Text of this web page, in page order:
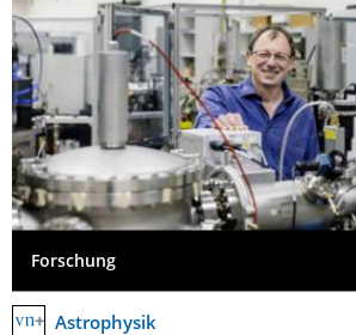
Forschung
Astrophysik